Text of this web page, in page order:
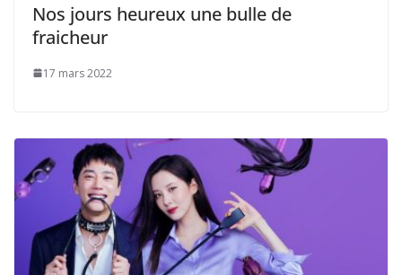
Nos jours heureux une bulle de
fraicheur
17 mars 2022